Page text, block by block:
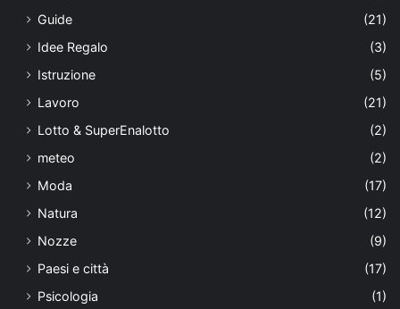
Guide
(21)
Idee Regalo
(3)
Istruzione
(5)
Lavoro
(21)
Lotto & SuperEnalotto
(2)
meteo
(2)
Moda
(17)
Natura
(12)
Nozze
(9)
Paesi e città
(17)
Psicologia
(1)